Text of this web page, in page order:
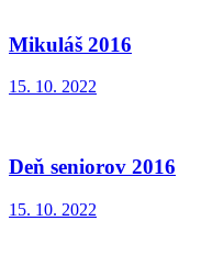
Mikuláš 2016
15. 10. 2022
Deň seniorov 2016
15. 10. 2022